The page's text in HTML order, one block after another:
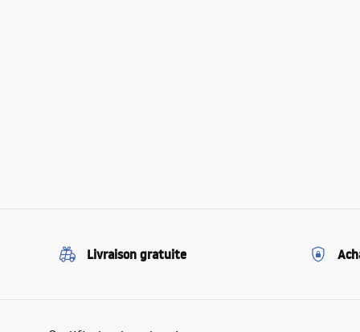
Livraison gratuite